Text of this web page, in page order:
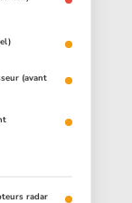
(avant
radar